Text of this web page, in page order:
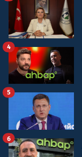
4
5
6